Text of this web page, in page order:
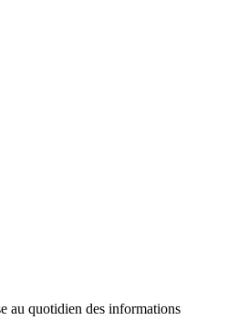
au quotidien des informations